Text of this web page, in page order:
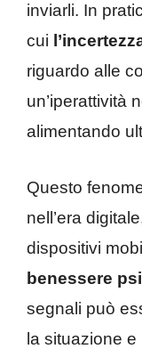
inviarli. In
cui
riguardo alle
un’iperattività
alimentando
Questo
nell’era
dispositivi
benessere
segnali può
la situazione e